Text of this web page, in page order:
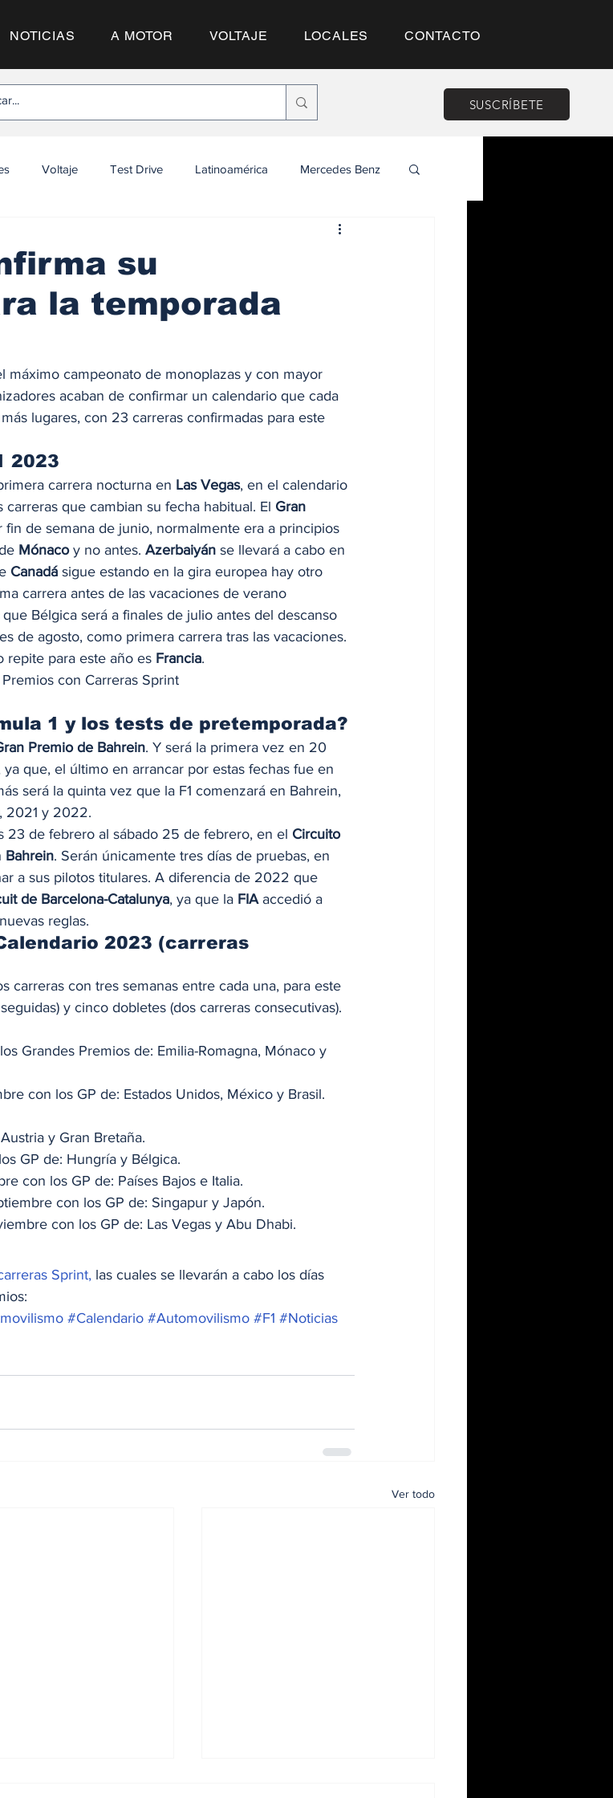
NOTICIAS A MOTOR VOLTAJE LOCALES CONTACTO
SUSCRÍBETE
Voltaje Test Drive Latinoamérica Mercedes Benz
su
la temporada
máximo campeonato de monoplazas y con mayor
acaban de confirmar un calendario que cada
lugares, con 23 carreras confirmadas para este
2023
carrera nocturna en Las Vegas, en el calendario
que cambian su fecha habitual. El Gran
fin de semana de junio, normalmente era a principios
Mónaco y no antes. Azerbaiyán se llevará a cabo en
Canadá sigue estando en la gira europea hay otro
carrera antes de las vacaciones de verano
Bélgica será a finales de julio antes del descanso
de agosto, como primera carrera tras las vacaciones.
repite para este año es Francia.
con Carreras Sprint
1 y los tests de pretemporada?
Premio de Bahrein. Y será la primera vez en 20
que, el último en arrancar por estas fechas fue en
será la quinta vez que la F1 comenzará en Bahrein,
2021 y 2022.
23 de febrero al sábado 25 de febrero, en el Circuito
Bahrein. Serán únicamente tres días de pruebas, en
a sus pilotos titulares. A diferencia de 2022 que
de Barcelona-Catalunya, ya que la FIA accedió a
reglas.
2023 (carreras
carreras con tres semanas entre cada una, para este
y cinco dobletes (dos carreras consecutivas).
Grandes Premios de: Emilia-Romagna, Mónaco y
con los GP de: Estados Unidos, México y Brasil.
y Gran Bretaña.
GP de: Hungría y Bélgica.
con los GP de: Países Bajos e Italia.
con los GP de: Singapur y Japón.
con los GP de: Las Vegas y Abu Dhabi.
Sprint, las cuales se llevarán a cabo los días
#Calendario #Automovilismo #F1 #Noticias
Ver todo